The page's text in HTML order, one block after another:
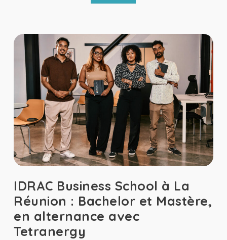
IDRAC Business School à La
Réunion : Bachelor et Mastère,
en alternance avec
Tetranergy